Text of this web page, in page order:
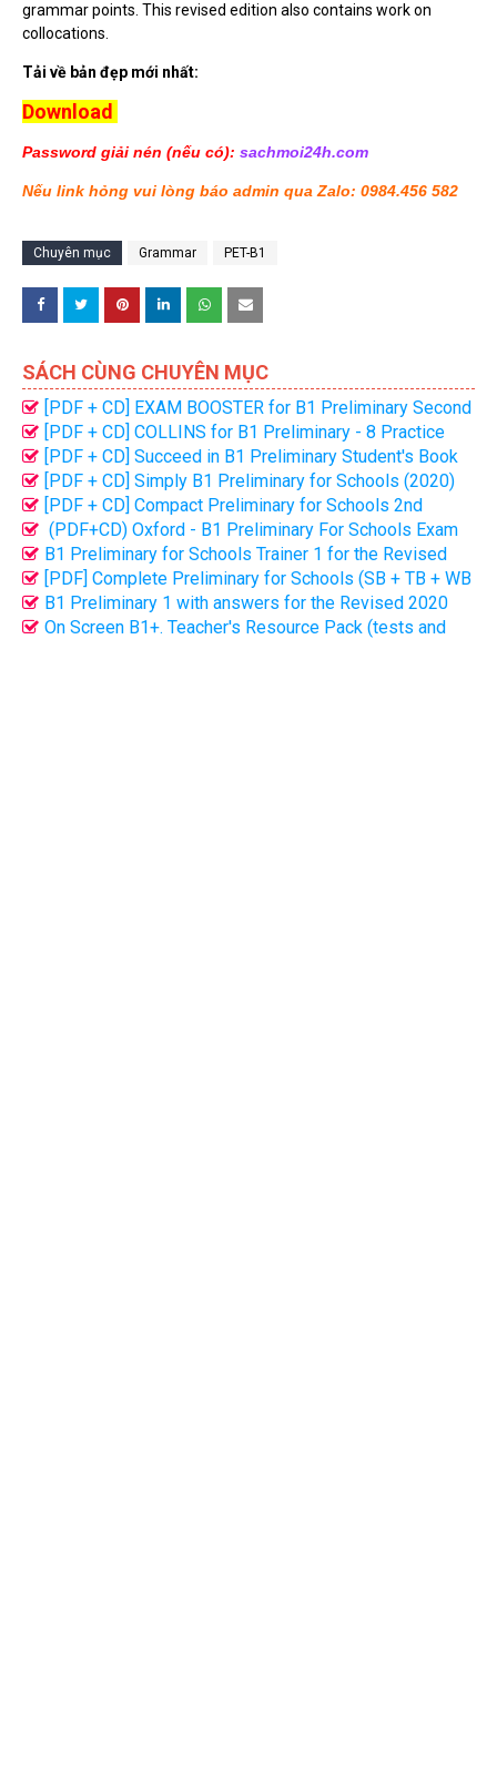
grammar points. This revised edition also contains work on
collocations.
Tải về bản đẹp mới nhất:
Download
Password giải nén (nếu có): sachmoi24h.com
Nếu link hỏng vui lòng báo admin qua Zalo: 0984.456 582
Chuyên mục Grammar PET-B1
SÁCH CÙNG CHUYÊN MỤC
[PDF + CD] EXAM BOOSTER for B1 Preliminary Second
Edition from 2020
[PDF + CD] COLLINS for B1 Preliminary - 8 Practice
Tests from 2020
[PDF + CD] Succeed in B1 Preliminary Student's Book
with answers (2020)
[PDF + CD] Simply B1 Preliminary for Schools (2020)
[PDF + CD] Compact Preliminary for Schools 2nd
edition 2020
(PDF+CD) Oxford - B1 Preliminary For Schools Exam
Trainer (2020)
B1 Preliminary for Schools Trainer 1 for the Revised
2020 Exam (PDF bản đẹp + Audio)
[PDF] Complete Preliminary for Schools (SB + TB + WB
+ CD) 2020 Bản đẹp
B1 Preliminary 1 with answers for the Revised 2020
Exam (PDF bản đẹp + Audio)
On Screen B1+. Teacher's Resource Pack (tests and